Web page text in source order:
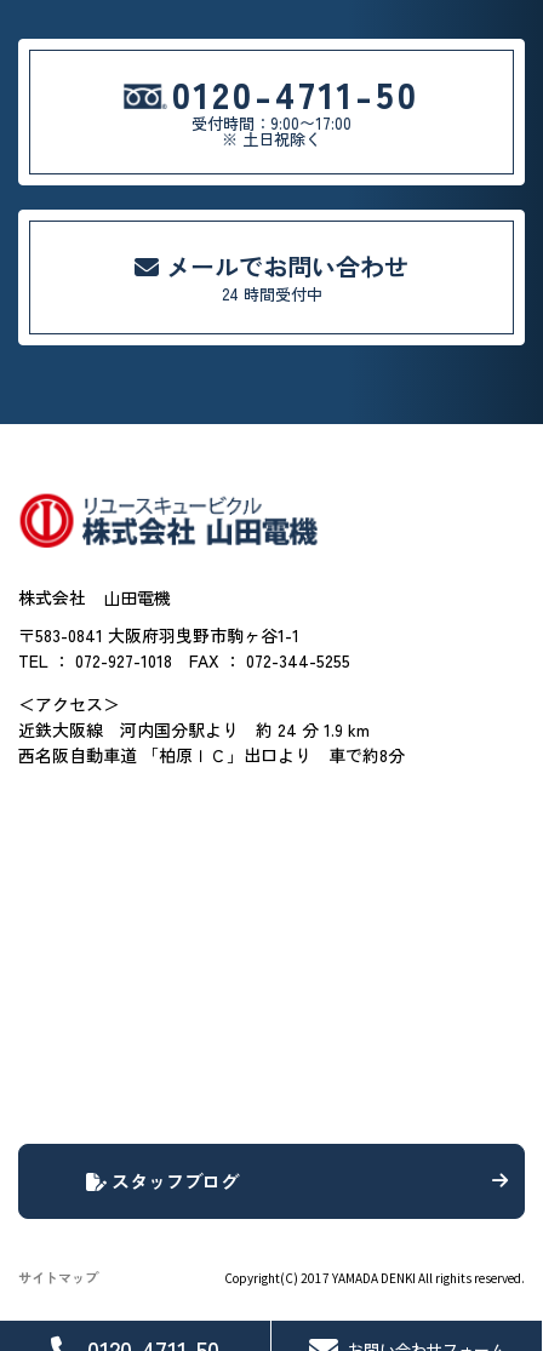
0120-4711-50
受付時間：9:00〜17:00
※ 土日祝除く
メールでお問い合わせ
24 時間受付中
株式会社 山田電機
〒583-0841 大阪府羽曳野市駒ヶ谷1-1
TEL ： 072-927-1018 FAX ： 072-344-5255
＜アクセス＞
近鉄大阪線 河内国分駅より 約 24 分 1.9 km
西名阪自動車道 「柏原ＩＣ」出口より 車で約8分
スタッフブログ
サイトマップ Copyright(C) 2017 YAMADA DENKI All righits reserved.